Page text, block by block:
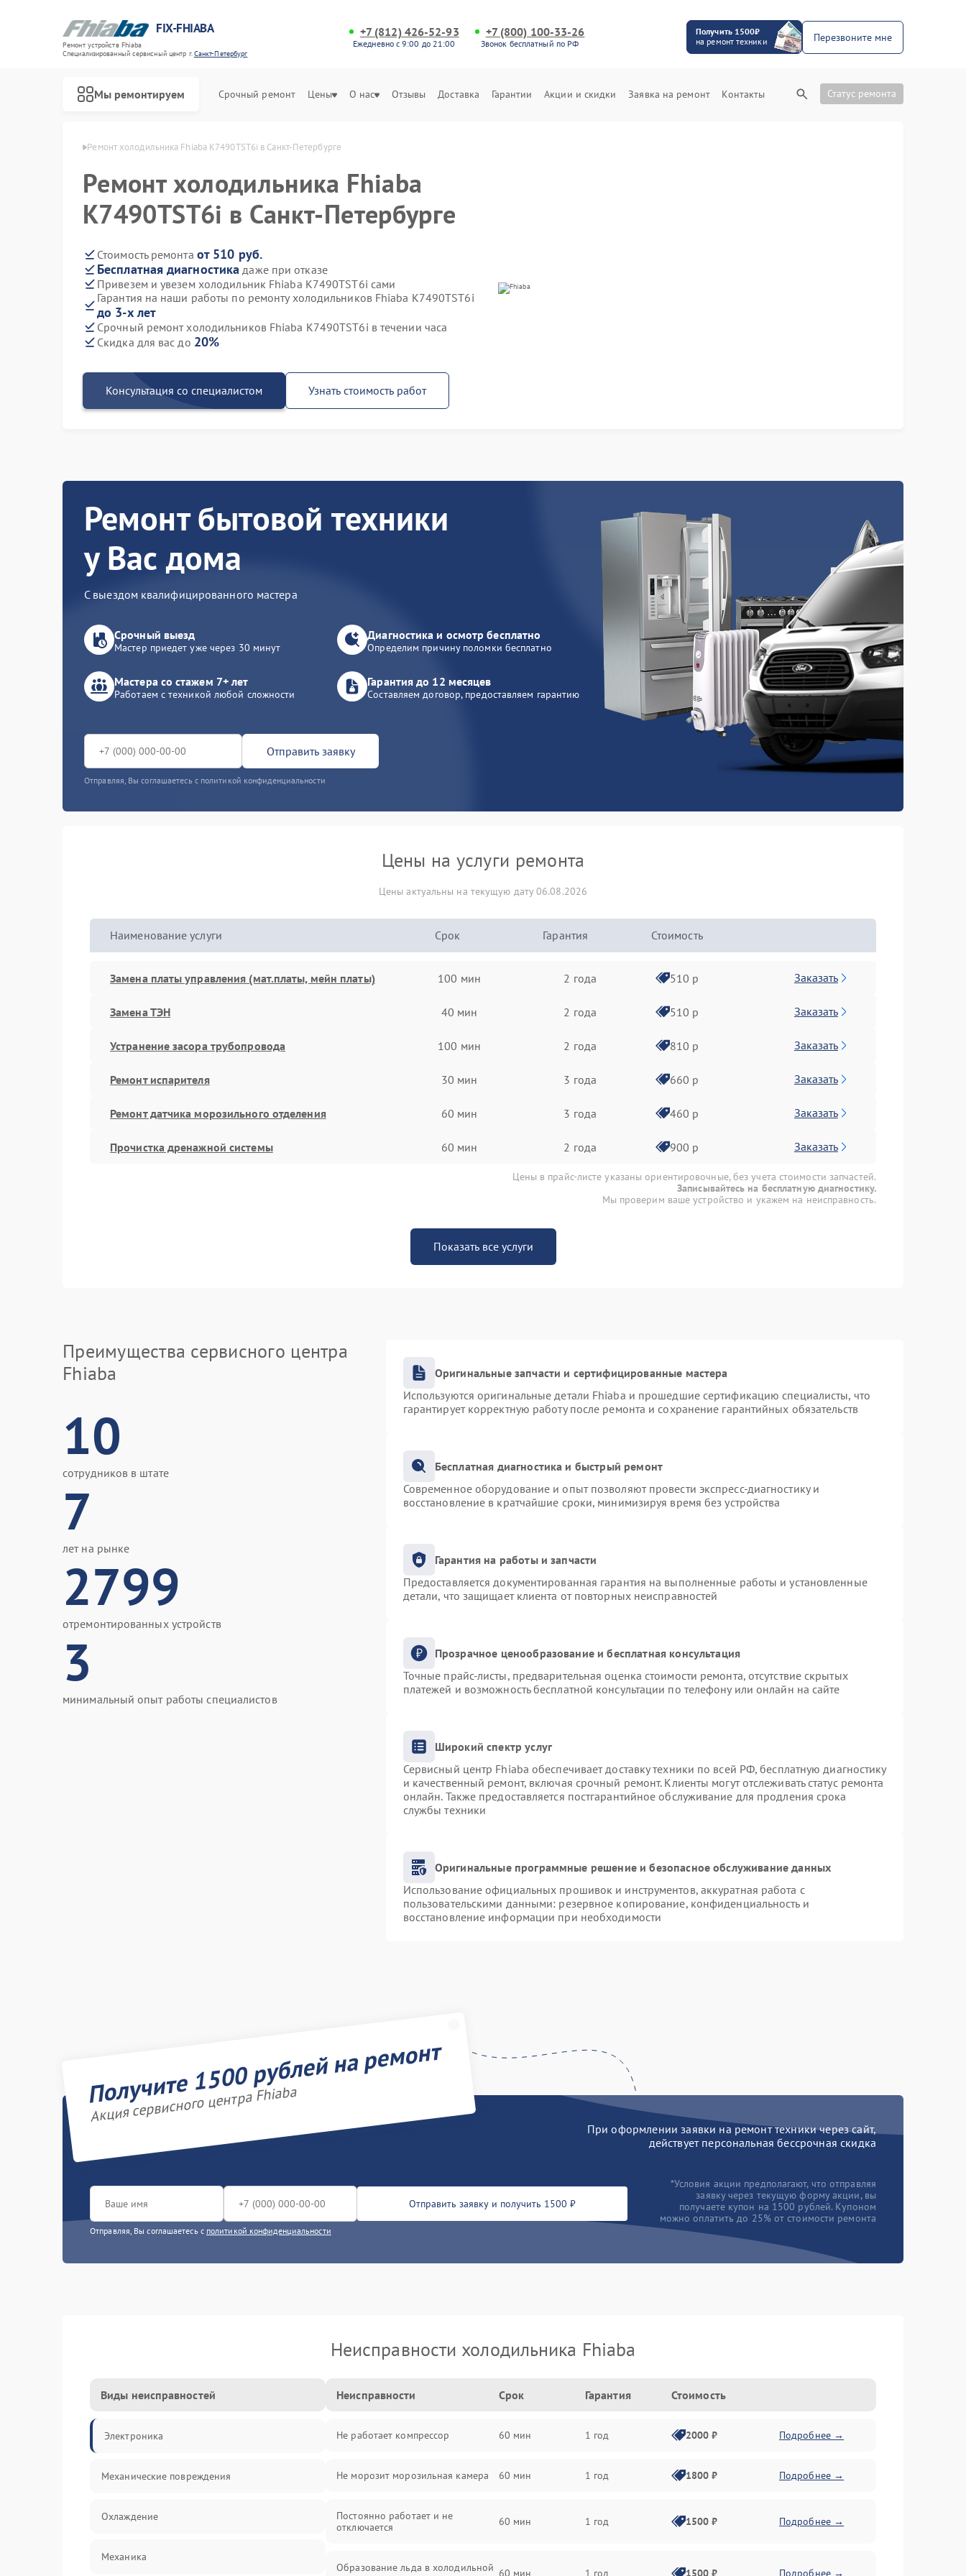
FIX-FHIABA
Ремонт устройств Fhiaba
Специализированный cервисный центр г.Санкт-Петербург
+7 (812) 426-52-93
Ежедневно с 9:00 до 21:00
+7 (800) 100-33-26
Звонок бесплатный по РФ
Получить 1500₽
на ремонт техники
Перезвоните мне
Мы ремонтируем Срочный ремонт Цены О нас Отзывы Доставка Гарантии Акции и скидки Заявка на ремонт Контакты Статус ремонта
Санкт-Петербурге Ремонт холодильника Fhiaba K7490TST6i в Санкт-Петербурге
Ремонт холодильника Fhiaba
K7490TST6i в Санкт-Петербурге
Стоимость ремонта от 510 руб.
Бесплатная диагностика даже при отказе
Привезем и увезем холодильник Fhiaba K7490TST6i сами
Гарантия на наши работы по ремонту холодильников Fhiaba K7490TST6i
до 3-х лет
Срочный ремонт холодильников Fhiaba K7490TST6i в течении часа
Скидка для вас до 20%
Консультация со специалистом Узнать стоимость работ
Ремонт бытовой техники
у Вас дома
С выездом квалифицированного мастера
Срочный выезд
Мастер приедет уже через 30 минут
Диагностика и осмотр бесплатно
Определим причину поломки бесплатно
Мастера со стажем 7+ лет
Работаем с техникой любой сложности
Гарантия до 12 месяцев
Составляем договор, предоставляем гарантию
Отправить заявку
Отправляя, Вы соглашаетесь с политикой конфиденциальности
Цены на услуги ремонта
Цены актуальны на текущую дату 06.08.2026
Наименование услуги Срок Гарантия Стоимость
Замена платы управления (мат.платы, мейн платы) 100 мин 2 года 510 р Заказать
Замена ТЭН 40 мин 2 года 510 р Заказать
Устранение засора трубопровода 100 мин 2 года 810 р Заказать
Ремонт испарителя 30 мин 3 года 660 р Заказать
Ремонт датчика морозильного отделения 60 мин 3 года 460 р Заказать
Прочистка дренажной системы 60 мин 2 года 900 р Заказать
Цены в прайс-листе указаны ориентировочные, без учета стоимости запчастей.
Записывайтесь на бесплатную диагностику.
Мы проверим ваше устройство и укажем на неисправность.
Показать все услуги
Преимущества сервисного центра
Fhiaba
10
сотрудников в штате
7
лет на рынке
2799
отремонтированных устройств
3
минимальный опыт работы специалистов
Оригинальные запчасти и сертифицированные мастера
Используются оригинальные детали Fhiaba и прошедшие сертификацию специалисты, что
гарантирует корректную работу после ремонта и сохранение гарантийных обязательств
Бесплатная диагностика и быстрый ремонт
Современное оборудование и опыт позволяют провести экспресс-диагностику и
восстановление в кратчайшие сроки, минимизируя время без устройства
Гарантия на работы и запчасти
Предоставляется документированная гарантия на выполненные работы и установленные
детали, что защищает клиента от повторных неисправностей
Прозрачное ценообразование и бесплатная консультация
Точные прайс-листы, предварительная оценка стоимости ремонта, отсутствие скрытых
платежей и возможность бесплатной консультации по телефону или онлайн на сайте
Широкий спектр услуг
Сервисный центр Fhiaba обеспечивает доставку техники по всей РФ, бесплатную диагностику
и качественный ремонт, включая срочный ремонт. Клиенты могут отслеживать статус ремонта
онлайн. Также предоставляется постгарантийное обслуживание для продления срока
службы техники
Оригинальные программные решение и безопасное обслуживание данных
Использование официальных прошивок и инструментов, аккуратная работа с
пользовательскими данными: резервное копирование, конфиденциальность и
восстановление информации при необходимости
Получите 1500 рублей на ремонт
Акция сервисного центра Fhiaba
При оформлении заявки на ремонт техники через сайт,
действует персональная бессрочная скидка
Отправить заявку и получить 1500 ₽
Отправляя, Вы соглашаетесь с политикой конфиденциальности
*Условия акции предполагают, что отправляя
заявку через текущую форму акции, вы
получаете купон на 1500 рублей. Купоном
можно оплатить до 25% от стоимости ремонта
Неисправности холодильника Fhiaba
Виды неисправностей
Электроника
Механические повреждения
Охлаждение
Механика
Неисправности Срок Гарантия Стоимость
Не работает компрессор 60 мин 1 год 2000 ₽ Подробнее →
Не морозит морозильная камера 60 мин 1 год 1800 ₽ Подробнее →
Постоянно работает и не
отключается
60 мин 1 год 1500 ₽ Подробнее →
Образование льда в холодильной 60 мин 1 год 1500 ₽ Подробнее →